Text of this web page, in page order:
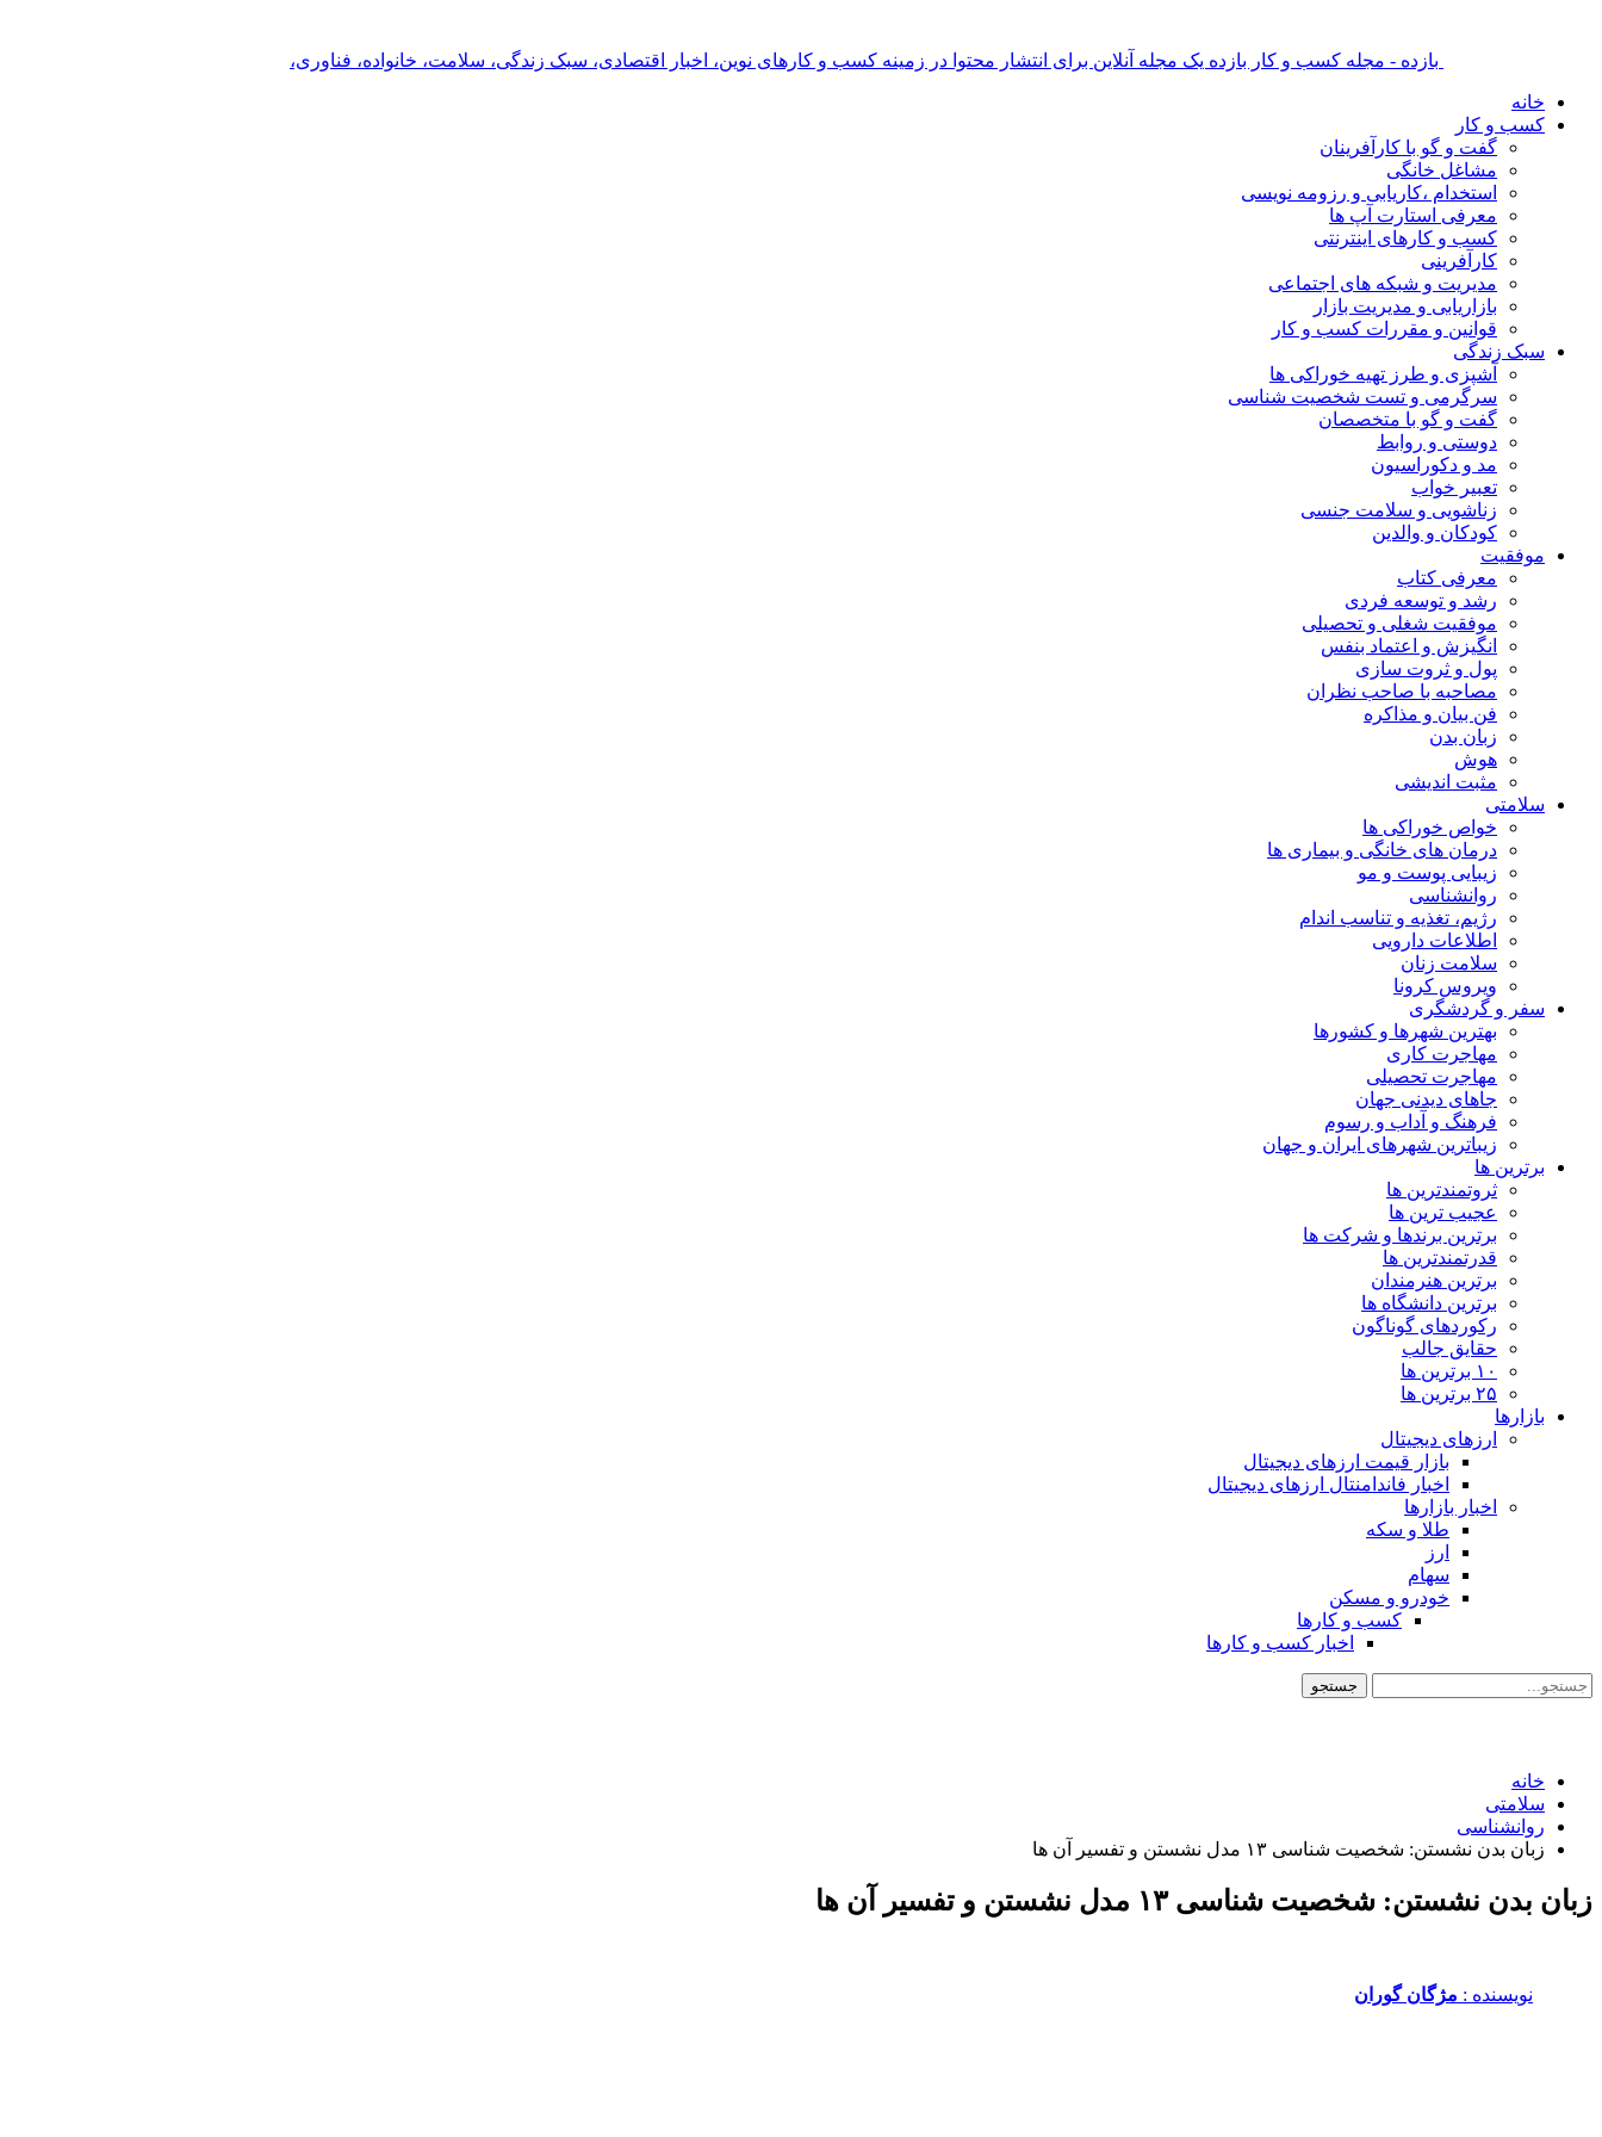
بازده - مجله کسب و کار بازده یک مجله آنلاین برای انتشار محتوا در زمینه کسب و کارهای نوین، اخبار اقتصادی، سبک زندگی، سلامت، خانواده، فناوری،
خانه
کسب و کار
گفت و گو با کارآفرینان
مشاغل خانگی
استخدام ،کاریابی و رزومه نویسی
معرفی استارت آپ ها
کسب و کارهای اینترنتی
کارآفرینی
مدیریت و شبکه های اجتماعی
بازاریابی و مدیریت بازار
قوانین و مقررات کسب و کار
سبک زندگی
آشپزی و طرز تهیه خوراکی ها
سرگرمی و تست شخصیت شناسی
گفت و گو با متخصصان
دوستی و روابط
مد و دکوراسیون
تعبیر خواب
زناشویی و سلامت جنسی
کودکان و والدین
موفقیت
معرفی کتاب
رشد و توسعه فردی
موفقیت شغلی و تحصیلی
انگیزش و اعتماد بنفس
پول و ثروت سازی
مصاحبه با صاحب نظران
فن بیان و مذاکره
زبان بدن
هوش
مثبت اندیشی
سلامتی
خواص خوراکی ها
درمان های خانگی و بیماری ها
زیبایی پوست و مو
روانشناسی
رژیم، تغذیه و تناسب اندام
اطلاعات دارویی
سلامت زنان
ویروس کرونا
سفر و گردشگری
بهترین شهرها و کشورها
مهاجرت کاری
مهاجرت تحصیلی
جاهای دیدنی جهان
فرهنگ و آداب و رسوم
زیباترین شهرهای ایران و جهان
برترین ها
ثروتمندترین ها
عجیب ترین ها
برترین برندها و شرکت ها
قدرتمندترین ها
برترین هنرمندان
برترین دانشگاه ها
رکوردهای گوناگون
حقایق جالب
۱۰ برترین ها
۲۵ برترین ها
بازارها
ارزهای دیجیتال
بازار قیمت ارزهای دیجیتال
اخبار فاندامنتال ارزهای دیجیتال
اخبار بازارها
طلا و سکه
ارز
سهام
خودرو و مسکن
کسب و کارها
اخبار کسب و کارها
خانه
سلامتی
روانشناسی
زبان بدن نشستن: شخصیت شناسی ۱۳ مدل نشستن و تفسیر آن ها
زبان بدن نشستن: شخصیت شناسی ۱۳ مدل نشستن و تفسیر آن ها
نویسنده :‌ مژگان گوران